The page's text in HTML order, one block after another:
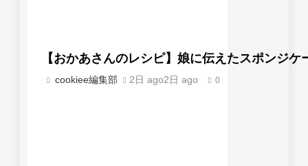
【おかあさんのレシピ】娘に伝えたスポンジ
cookiee編集部 2日 ago2日 ago 0